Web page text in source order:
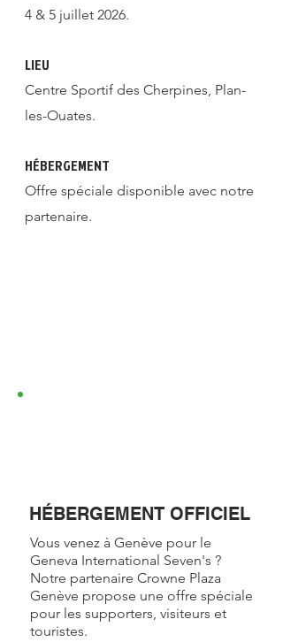
4 & 5 juillet 2026.
LIEU
Centre Sportif des Cherpines, Plan-
les-Ouates.
HÉBERGEMENT
Offre spéciale disponible avec notre
partenaire.
HÉBERGEMENT OFFICIEL
Vous venez à Genève pour le
Geneva International Seven's ?
Notre partenaire Crowne Plaza
Genève propose une offre spéciale
pour les supporters, visiteurs et
touristes.